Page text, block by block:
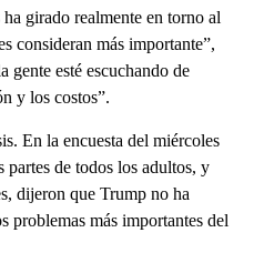
girado realmente en torno al
consideran más importante”,
esté escuchando de
y los costos”.
En la encuesta del miércoles
de todos los adultos, y
dijeron que Trump no ha
problemas más importantes del